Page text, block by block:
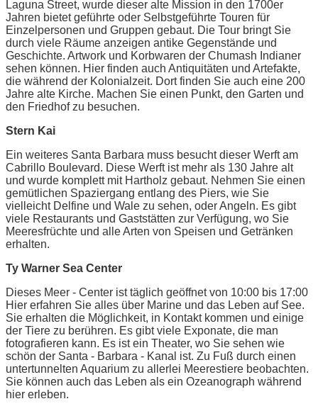
Laguna Street, wurde dieser alte Mission in den 1700er
Jahren bietet geführte oder Selbstgeführte Touren für
Einzelpersonen und Gruppen gebaut. Die Tour bringt Sie
durch viele Räume anzeigen antike Gegenstände und
Geschichte. Artwork und Korbwaren der Chumash Indianer
sehen können. Hier finden auch Antiquitäten und Artefakte,
die während der Kolonialzeit. Dort finden Sie auch eine 200
Jahre alte Kirche. Machen Sie einen Punkt, den Garten und
den Friedhof zu besuchen.
Stern Kai
Ein weiteres Santa Barbara muss besucht dieser Werft am
Cabrillo Boulevard. Diese Werft ist mehr als 130 Jahre alt
und wurde komplett mit Hartholz gebaut. Nehmen Sie einen
gemütlichen Spaziergang entlang des Piers, wie Sie
vielleicht Delfine und Wale zu sehen, oder Angeln. Es gibt
viele Restaurants und Gaststätten zur Verfügung, wo Sie
Meeresfrüchte und alle Arten von Speisen und Getränken
erhalten.
Ty Warner Sea Center
Dieses Meer - Center ist täglich geöffnet von 10:00 bis 17:00
Hier erfahren Sie alles über Marine und das Leben auf See.
Sie erhalten die Möglichkeit, in Kontakt kommen und einige
der Tiere zu berühren. Es gibt viele Exponate, die man
fotografieren kann. Es ist ein Theater, wo Sie sehen wie
schön der Santa - Barbara - Kanal ist. Zu Fuß durch einen
untertunnelten Aquarium zu allerlei Meerestiere beobachten.
Sie können auch das Leben als ein Ozeanograph während
hier erleben.